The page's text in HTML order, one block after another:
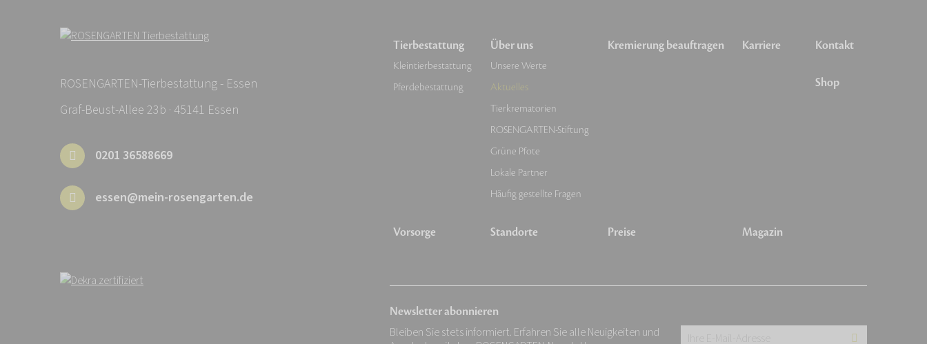
ROSENGARTEN-Tierbestattung - Essen
Graf-Beust-Allee 23b · 45141 Essen
0201 36588669
essen@mein-rosengarten.de
Tierbestattung
Kleintierbestattung
Pferdebestattung
Vorsorge
Über uns
Unsere Werte
Aktuelles
Tierkrematorien
ROSENGARTEN-Stiftung
Grüne Pfote
Lokale Partner
Häufig gestellte Fragen
Standorte
Kremierung beauftragen
Preise
Karriere
Magazin
Kontakt
Shop
Newsletter abonnieren
Bleiben Sie stets informiert. Erfahren Sie alle Neuigkeiten und